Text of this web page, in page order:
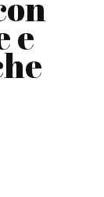
e